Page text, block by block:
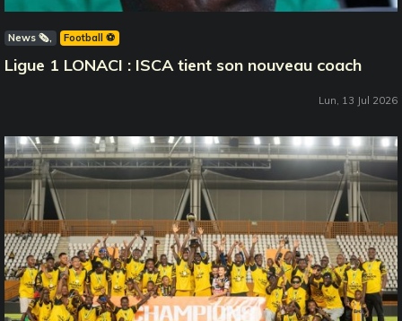
News 🗞️ Football ⚽️
Ligue 1 LONACI : ISCA tient son nouveau coach
Lun, 13 Jul 2026